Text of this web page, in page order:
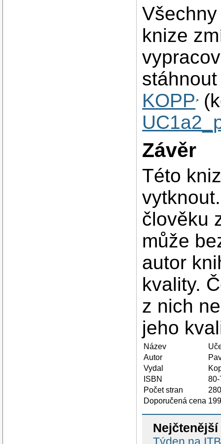
knize
KOPP
Závěr
Této
člověku
může
autor
kvality.
z nich
jeho
Název
Autor
Vydal
ISBN
Počet stran
Doporučená cena